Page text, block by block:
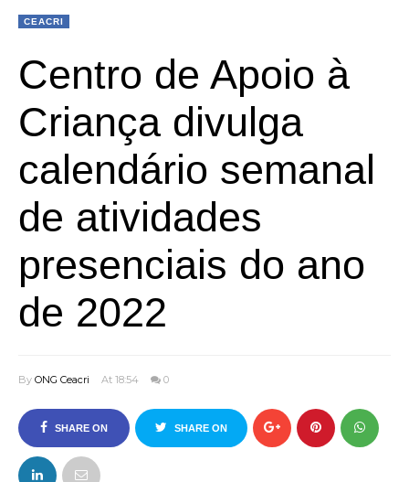
CEACRI
Centro de Apoio à
Criança divulga
calendário semanal
de atividades
presenciais do ano
de 2022
By ONG Ceacri At 18:54 0
SHARE ON
FACEBOOK
SHARE ON